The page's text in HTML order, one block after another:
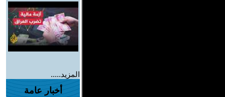
المزيد.....
أخبار عامة